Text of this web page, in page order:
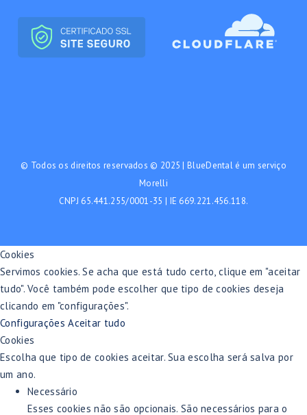
© Todos os direitos reservados © 2025 | BlueDental é um serviço
Morelli
CNPJ 65.441.255/0001-35 | IE 669.221.456.118.
Cookies
Servimos cookies. Se acha que está tudo certo, clique em "aceitar
tudo". Você também pode escolher que tipo de cookies deseja
clicando em "configurações".
ConfiguraçõesAceitar tudo
Cookies
Escolha que tipo de cookies aceitar. Sua escolha será salva por
um ano.
Necessário
Esses cookies não são opcionais. São necessários para o